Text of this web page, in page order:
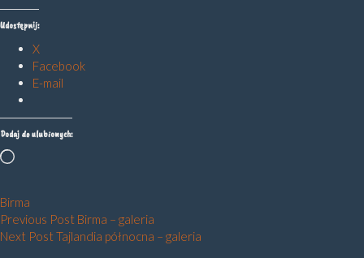
Udostępnij:
X
Facebook
E-mail
Dodaj do ulubionych:
Wczytywanie…
Birma
Nawigacja
wpisu
Previous Post Birma – galeria
Next Post Tajlandia północna – galeria